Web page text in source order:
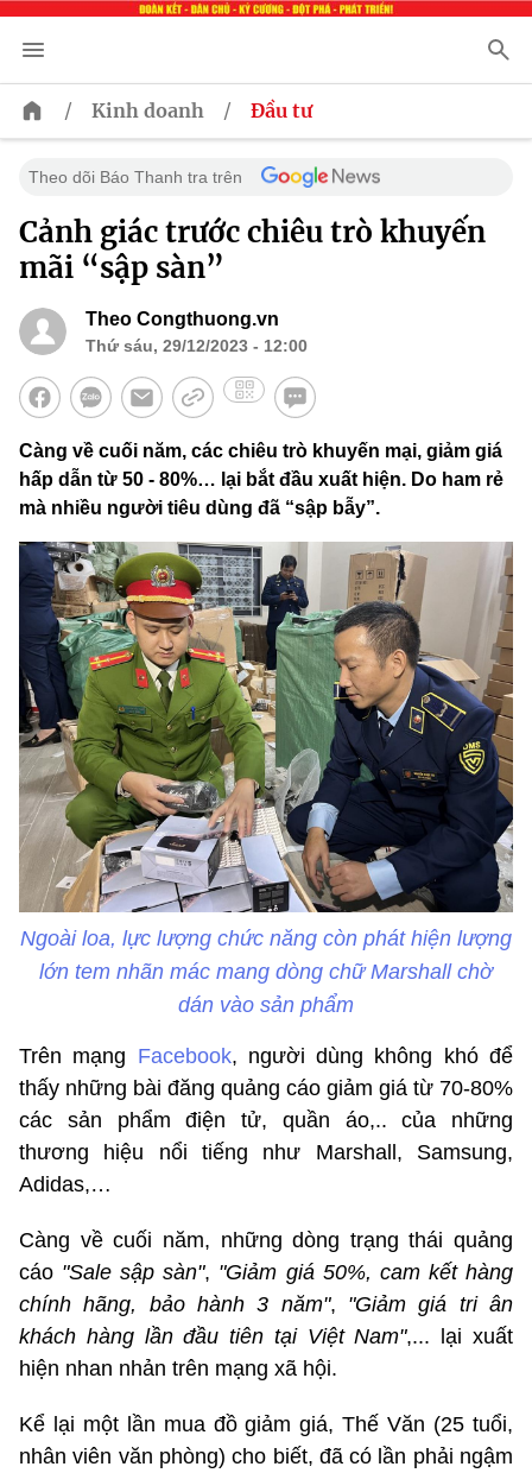
/ Kinh doanh / Đầu tư
Theo dõi Báo Thanh tra trên
Cảnh giác trước chiêu trò khuyến
mãi “sập sàn”
Theo Congthuong.vn
Thứ sáu, 29/12/2023 - 12:00
Càng về cuối năm, các chiêu trò khuyến mại, giảm giá
hấp dẫn từ 50 - 80%… lại bắt đầu xuất hiện. Do ham rẻ
mà nhiều người tiêu dùng đã “sập bẫy”.
Ngoài loa, lực lượng chức năng còn phát hiện lượng
lớn tem nhãn mác mang dòng chữ Marshall chờ
dán vào sản phẩm
Trên mạng Facebook, người dùng không khó để
thấy những bài đăng quảng cáo giảm giá từ 70-80%
các sản phẩm điện tử, quần áo,.. của những
thương hiệu nổi tiếng như Marshall, Samsung,
Adidas,…
Càng về cuối năm, những dòng trạng thái quảng
cáo "Sale sập sàn", "Giảm giá 50%, cam kết hàng
chính hãng, bảo hành 3 năm", "Giảm giá tri ân
khách hàng lần đầu tiên tại Việt Nam",... lại xuất
hiện nhan nhản trên mạng xã hội.
Kể lại một lần mua đồ giảm giá, Thế Văn (25 tuổi,
nhân viên văn phòng) cho biết, đã có lần phải ngậm